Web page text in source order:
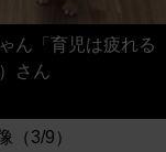
ん「育児は疲れる
さん
（3/9）